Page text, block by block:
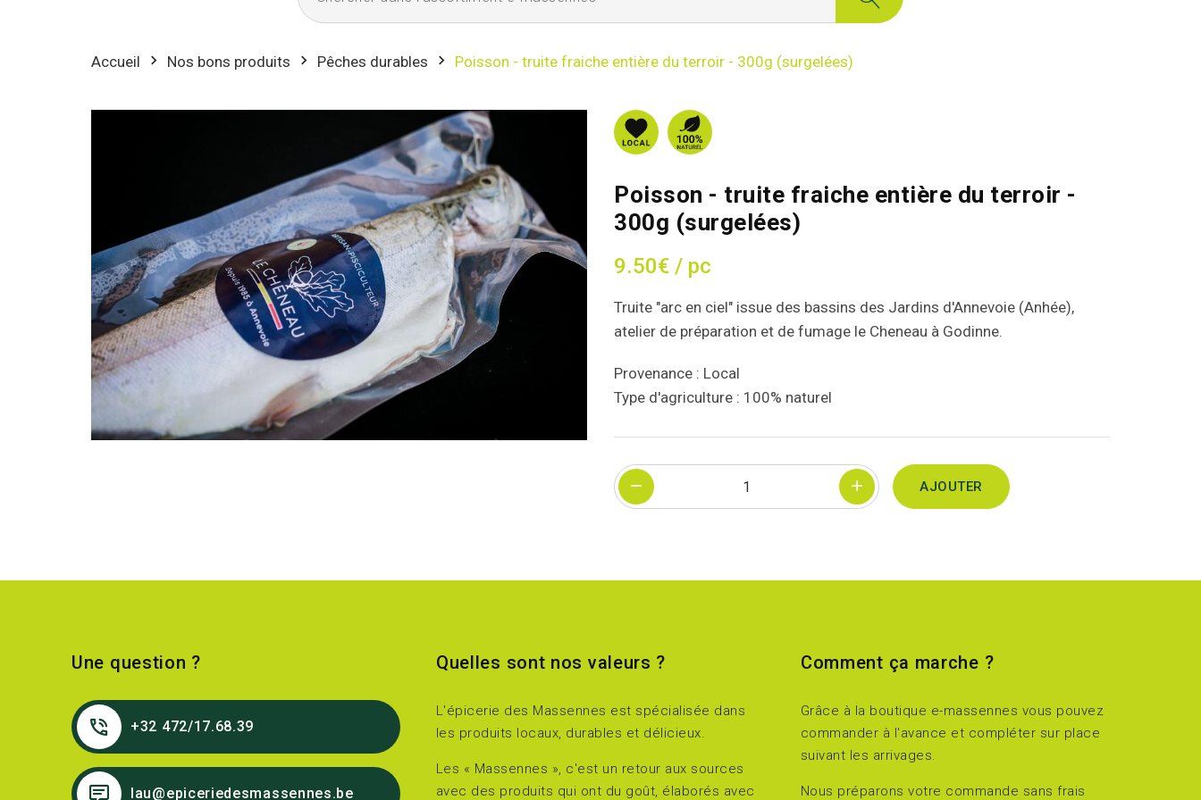
Accueil Nos bons produits Pêches durables Poisson - truite fraiche entière du terroir - 300g (surgelées)
Poisson - truite fraiche entière du terroir -
300g (surgelées)
9.50€ / pc
Truite "arc en ciel" issue des bassins des Jardins d'Annevoie (Anhée),
atelier de préparation et de fumage le Cheneau à Godinne.
Provenance : Local
Type d'agriculture : 100% naturel
Quantité
AJOUTER
Une question ?
+32 472/17.68.39
lau@epiceriedesmassennes.be
Quelles sont nos valeurs ?
L'épicerie des Massennes est spécialisée dans
les produits locaux, durables et délicieux.
Les « Massennes », c'est un retour aux sources
avec des produits qui ont du goût, élaborés avec
Comment ça marche ?
Grâce à la boutique e-massennes vous pouvez
commander à l'avance et compléter sur place
suivant les arrivages.
Nous préparons votre commande sans frais